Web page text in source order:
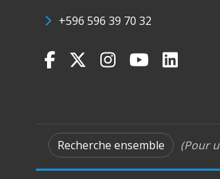
+596 596 39 70 32
Recherche ensemble (Pour